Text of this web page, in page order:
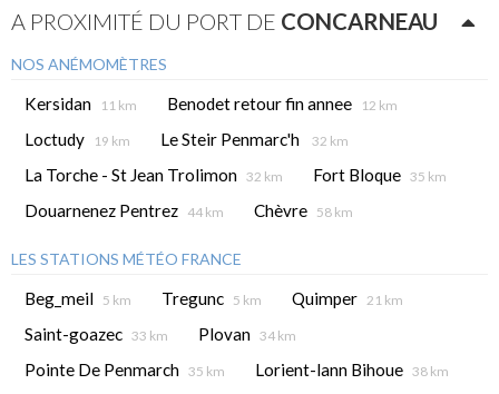
A PROXIMITÉ DU PORT DE CONCARNEAU
NOS ANÉMOMÈTRES
Kersidan 11 km Benodet retour fin annee 12 km
Loctudy 19 km Le Steir Penmarc'h 32 km
La Torche - St Jean Trolimon 32 km Fort Bloque 35 km
Douarnenez Pentrez 44 km Chèvre 58 km
LES STATIONS MÉTÉO FRANCE
Beg_meil 5 km Tregunc 5 km Quimper 21 km
Saint-goazec 33 km Plovan 34 km
Pointe De Penmarch 35 km Lorient-lann Bihoue 38 km